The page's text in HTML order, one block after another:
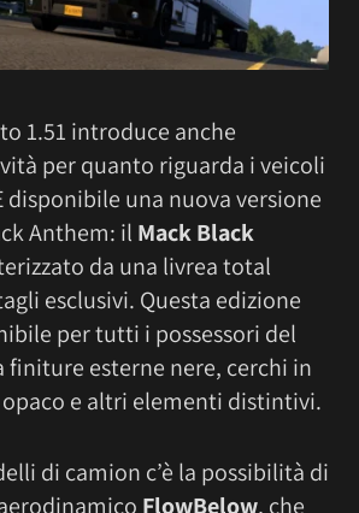
1.51 introduce anche
per quanto riguarda i veicoli
disponibile una nuova versione
Anthem: il Mack Black
da una livrea total
esclusivi. Questa edizione
per tutti i possessori del
finiture esterne nere, cerchi in
e altri elementi distintivi.
di camion c’è la possibilità di
FlowBelow, che